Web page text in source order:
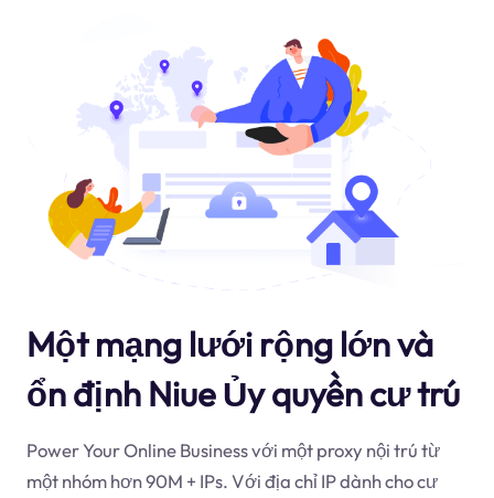
Một mạng lưới rộng lớn và
ổn định Niue Ủy quyền cư trú
Power Your Online Business với một proxy nội trú từ
một nhóm hơn 90M + IPs. Với địa chỉ IP dành cho cư